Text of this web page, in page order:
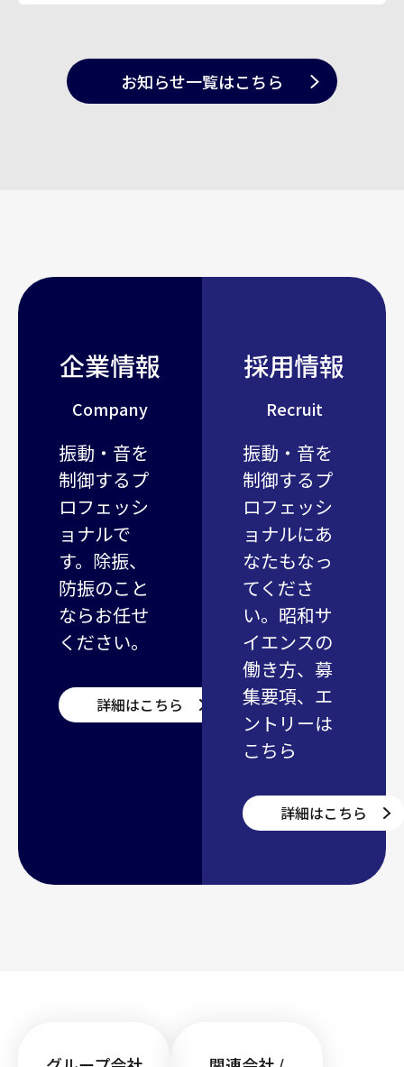
お知らせ一覧はこちら
企業情報
Company
振動・音を
制御するプ
ロフェッシ
ョナルで
す。除振、
防振のこと
ならお任せ
ください。
詳細はこちら
採用情報
Recruit
振動・音を
制御するプ
ロフェッシ
ョナルにあ
なたもなっ
てくださ
い。昭和サ
イエンスの
働き方、募
集要項、エ
ントリーは
こちら
詳細はこちら